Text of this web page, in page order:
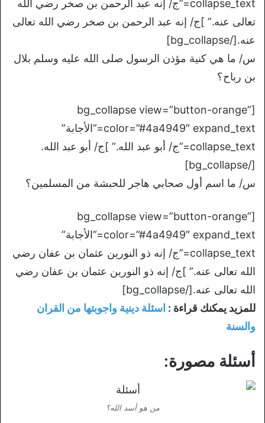
collapse_text=”ج/ إنه عبد الرحمن بن صخر رضي الله
تعالى عنه.” ]ج/ إنه عبد الرحمن بن صخر رضي الله تعالى
عنه.[/bg_collapse]
س/ ما هي كنية مؤذن الرسول صلى الله عليه وسلم بلال
بن رباح؟
[bg_collapse view=”button-orange”
color=”#4a4949″ expand_text=”الأجابة”
collapse_text=”ج/ أبو عبد الله.” ]ج/ أبو عبد الله.
[/bg_collapse]
س/ ما اسم أول صحابي هاجر للحبشة من المسلمين؟
[bg_collapse view=”button-orange”
color=”#4a4949″ expand_text=”الأجابة”
collapse_text=”ج/ إنه ذو النورين عثمان بن عفان رضي
الله تعالى عنه.” ]ج/ إنه ذو النورين عثمان بن عفان رضي
الله تعالى عنه.[/bg_collapse]
للمزيد يمكنك قراءة : اسئلة دينية واجوبتها من القران
والسنة
أسئلة مصورة:
من هو أسد الله؟